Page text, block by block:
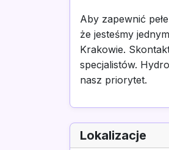
Aby zapewnić
że jesteśmy
Krakowie.
specjalistów.
nasz priorytet.
Lokalizacje